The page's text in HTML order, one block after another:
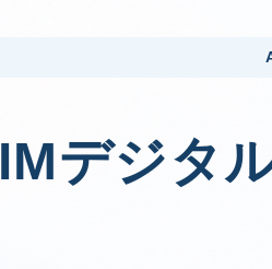
IMデジタ